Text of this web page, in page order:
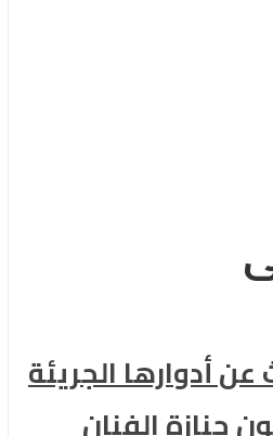
أدوارها الجريئة
جنازة الفنان